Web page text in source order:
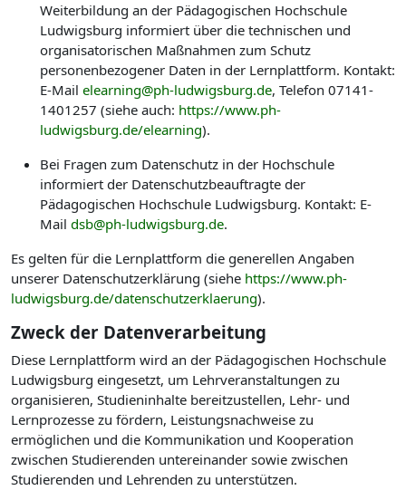
Weiterbildung an der Pädagogischen Hochschule
Ludwigsburg informiert über die technischen und
organisatorischen Maßnahmen zum Schutz
personenbezogener Daten in der Lernplattform. Kontakt:
E-Mail elearning@ph-ludwigsburg.de, Telefon 07141-
1401257 (siehe auch: https://www.ph-
ludwigsburg.de/elearning).
Bei Fragen zum Datenschutz in der Hochschule
informiert der Datenschutzbeauftragte der
Pädagogischen Hochschule Ludwigsburg. Kontakt: E-
Mail dsb@ph-ludwigsburg.de.
Es gelten für die Lernplattform die generellen Angaben
unserer Datenschutzerklärung (siehe https://www.ph-
ludwigsburg.de/datenschutzerklaerung).
Zweck der Datenverarbeitung
Diese Lernplattform wird an der Pädagogischen Hochschule
Ludwigsburg eingesetzt, um Lehrveranstaltungen zu
organisieren, Studieninhalte bereitzustellen, Lehr- und
Lernprozesse zu fördern, Leistungsnachweise zu
ermöglichen und die Kommunikation und Kooperation
zwischen Studierenden untereinander sowie zwischen
Studierenden und Lehrenden zu unterstützen.